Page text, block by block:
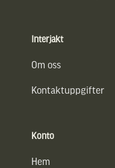
Interjakt
Om oss
Kontaktuppgifter
Konto
Hem